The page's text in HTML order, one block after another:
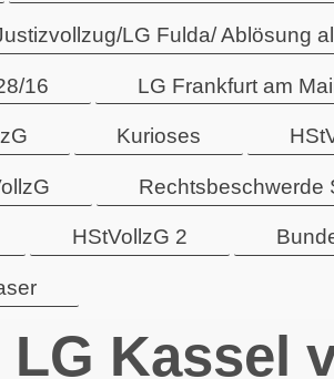
LG Fulda/ Ablösung
16 LG Frankfurt am
Kurioses
Rechtsbeschwerde
HStVollzG 2
LG Kassel